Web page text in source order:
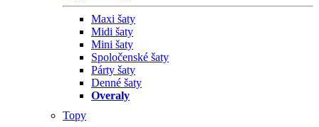
Maxi šaty
Midi šaty
Mini šaty
Spoločenské šaty
Párty šaty
Denné šaty
Overaly
Topy